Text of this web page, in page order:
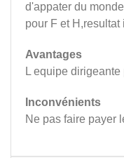
d'appater du
pour F et
Avantages
L equipe
Inconvénients
Ne pas faire payer